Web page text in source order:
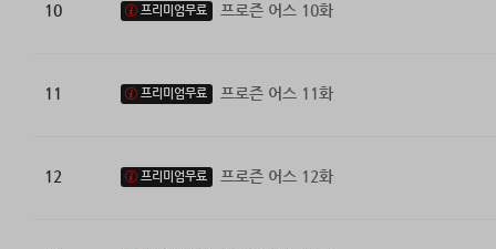
10 프리미엄무료 프로즌 어스 10화
11 프리미엄무료 프로즌 어스 11화
12 프리미엄무료 프로즌 어스 12화